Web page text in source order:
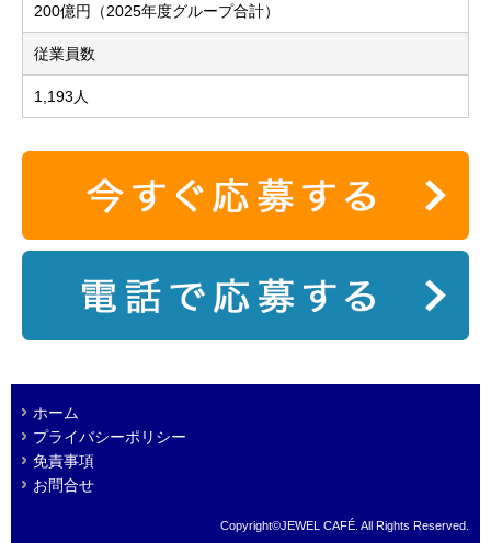
200億円（2025年度グループ合計）
従業員数
1,193人
ホーム
プライバシーポリシー
免責事項
お問合せ
Copyright©JEWEL CAFÉ. All Rights Reserved.